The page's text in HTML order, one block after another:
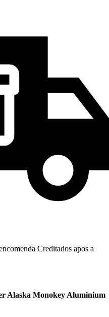
Creditados apos a
Alaska Monokey Aluminium